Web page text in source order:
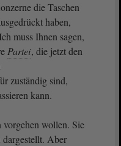
die Taschen
haben,
muss Ihnen sagen,
Partei, die jetzt den
zuständig sind,
kann.
wollen. Sie
dargestellt. Aber